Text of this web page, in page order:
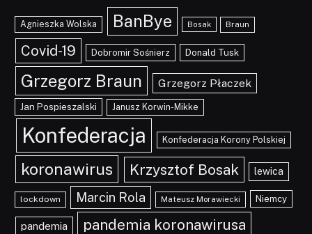
Agnieszka Wolska BanBye Bosak Braun
Covid-19 Dobromir Sośnierz Donald Tusk
Grzegorz Braun Grzegorz Płaczek
Jan Pospieszalski Janusz Korwin-Mikke
Konfederacja Konfederacja Korony Polskiej
koronawirus Krzysztof Bosak lewica
lockdown Marcin Rola Mateusz Morawiecki Niemcy
pandemia pandemia koronawirusa